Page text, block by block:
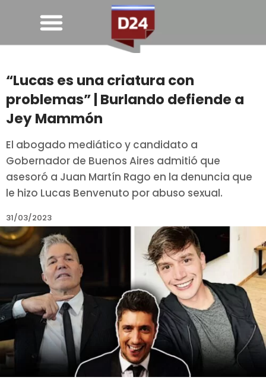
“Lucas es una criatura con
problemas” | Burlando defiende a
Jey Mammón
El abogado mediático y candidato a
Gobernador de Buenos Aires admitió que
asesoró a Juan Martín Rago en la denuncia que
le hizo Lucas Benvenuto por abuso sexual.
31/03/2023